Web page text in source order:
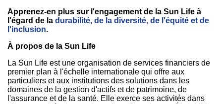
Apprenez-en plus sur l'engagement de la Sun Life à
l'égard de la durabilité, de la diversité, de l'équité et de
l'inclusion.
À propos de la Sun Life
La Sun Life est une organisation de services financiers de
premier plan à l'échelle internationale qui offre aux
particuliers et aux institutions des solutions dans les
domaines de la gestion d'actifs et de patrimoine, de
l'assurance et de la santé. Elle exerce ses activités dans